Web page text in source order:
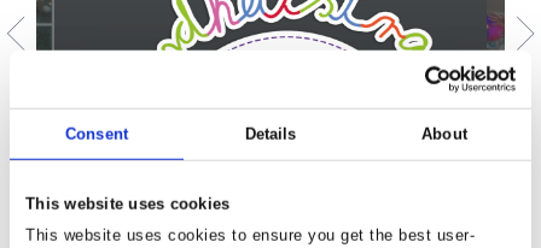
Consent Details About
This website uses cookies
This website uses cookies to ensure you get the best user-